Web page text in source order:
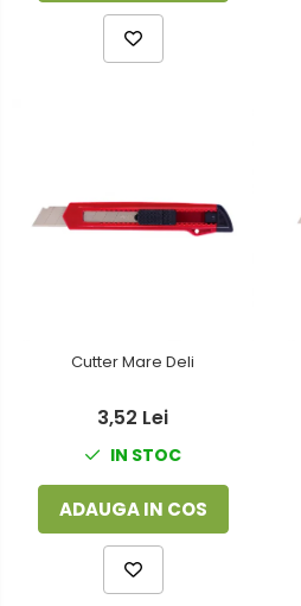
Cutter Mare Deli
3,52 Lei
IN STOC
ADAUGA IN COS